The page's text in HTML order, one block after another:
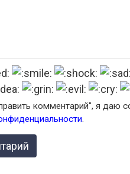
комментарий", я даю
.